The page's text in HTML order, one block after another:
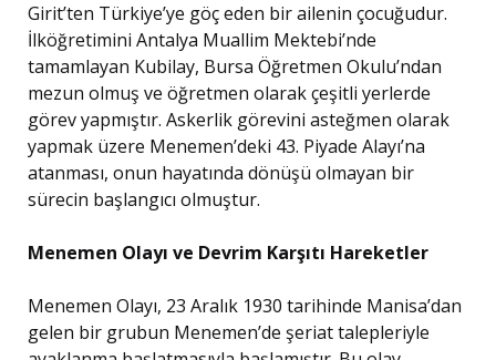
Girit’ten Türkiye’ye göç eden bir ailenin çocuğudur.
İlköğretimini Antalya Muallim Mektebi’nde
tamamlayan Kubilay, Bursa Öğretmen Okulu’ndan
mezun olmuş ve öğretmen olarak çeşitli yerlerde
görev yapmıştır. Askerlik görevini asteğmen olarak
yapmak üzere Menemen’deki 43. Piyade Alayı’na
atanması, onun hayatında dönüşü olmayan bir
sürecin başlangıcı olmuştur.
Menemen Olayı ve Devrim Karşıtı Hareketler
Menemen Olayı, 23 Aralık 1930 tarihinde Manisa’dan
gelen bir grubun Menemen’de şeriat talepleriyle